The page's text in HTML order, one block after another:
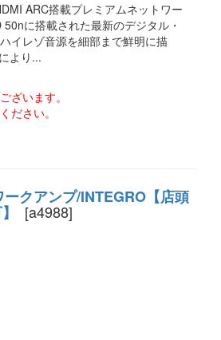
ARC搭載プレミアムネットワー
に搭載された最新のデジタル・
イレゾ音源を細部まで鮮明に描
より...
ざいます。
ださい。
クアンプ/INTEGRO【店頭
[a4988]